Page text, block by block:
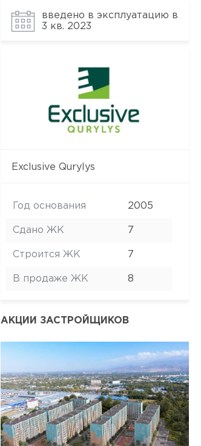
введено в эксплуатацию в
3 кв. 2023
Exclusive Qurylys
Год основания 2005
Сдано ЖК 7
Строится ЖК 7
В продаже ЖК 8
АКЦИИ ЗАСТРОЙЩИКОВ